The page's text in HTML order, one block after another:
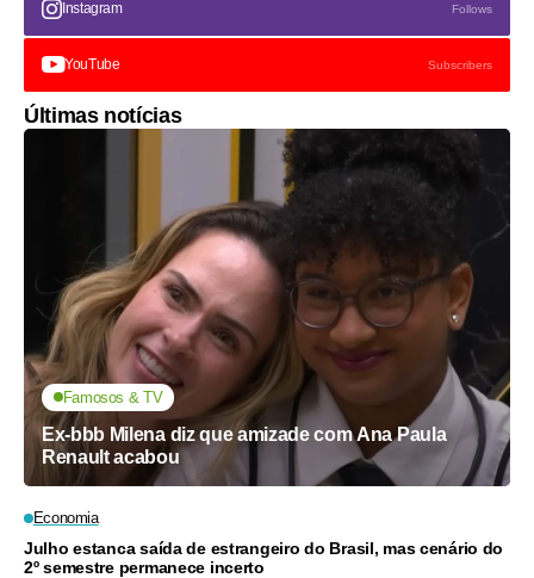
Instagram Follows
YouTube Subscribers
Últimas notícias
Famosos & TV
Ex-bbb Milena diz que amizade com Ana Paula
Renault acabou
Economia
Julho estanca saída de estrangeiro do Brasil, mas cenário do
2º semestre permanece incerto